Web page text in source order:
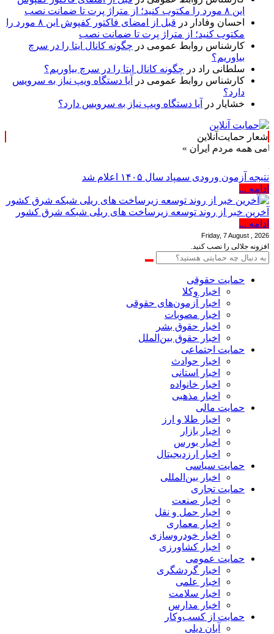
این ۸ مورد را مکتوب کنید؛ از متراژ پرت تا ضمانت نصب
احسان وفادار در
قبل از امضای فاکتور کفپوش این ۸ مورد را
مکتوب کنید؛ از متراژ پرت تا ضمانت نصب
کارشناس روابط عمومی در چگونه کانال ایتا را در سرچ
بیاوریم؟
سلطانی راد در چگونه کانال ایتا را در سرچ بیاوریم؟
کارشناس روابط عمومی در
آیا دستگاه ویپ نیاز به سرویس
دارد؟
خشایار در آیا دستگاه ویپ نیاز به سرویس دارد؟
شعار حمایت‌آنلاین
مردم ایران »
نتیجه آزمون ورودی سمپاد سال ۱۴۰۵ اعلام شد
ادامه ...
آخرین خبر از روند توسعه زیرساخت های ریلی شبکه شرق کشور
ادامه ...
Friday, 7 August , 2026
افزونه جلالی را نصب کنید.
حمایت حقوقی
اخبار وکلا
اخبار آزمون‌های حقوقی
اخبار مصوبات
اخبار حقوق بشر
اخبار حقوق بین‌الملل
حمایت اجتماعی
اخبار حوادث
اخبار استانی
اخبار خانواده
اخبار مذهبی
حمایت مالی
اخبار طلا و ارز
اخبار بازار
اخبار بورس
اخبار ارزدیجیتال
حمایت سیاسی
اخبار بین‌المللی
حمایت تجاری
اخبار صنعت
اخبار حمل و نقل
اخبار معماری
اخبار خودروسازی
اخبار کشاورزی
حمایت عمومی
اخبار گردشگری
اخبار علمی
اخبار سلامت
اخبار مدارس
حمایت از کسب‌وکار
آبان دیلی